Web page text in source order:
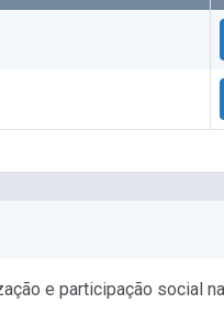
e participação social